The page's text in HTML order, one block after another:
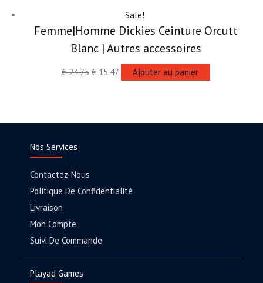
Sale!
Femme|Homme Dickies Ceinture Orcutt
Blanc | Autres accessoires
€24.75 €15.47 Ajouter au panier
Nos Services
Contactez-Nous
Politique De Confidentialité
Livraison
Mon Compte
Suivi De Commande
Playad Games